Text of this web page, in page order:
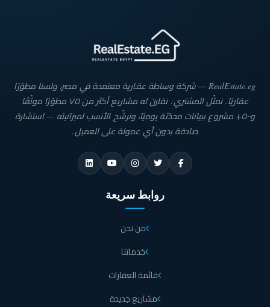
RealEstate.eg — شركة وساطة عقارية معتمدة في مصر، ولسنا مطوّرًا
عقاريًا. نمثّل المشتري: نقارن له مشاريع أكثر من ٧٥ مطوّرًا موثّقًا
و٥٠٠+ مشروع ببيانات محدّثة يوميًا، ونرشّح الأنسب لميزانيته — استشارة
صادقة بدون أي عمولة على العميل.
روابط سريعة
من نحن
خدماتنا
قائمة العقارات
مشاريع جديدة